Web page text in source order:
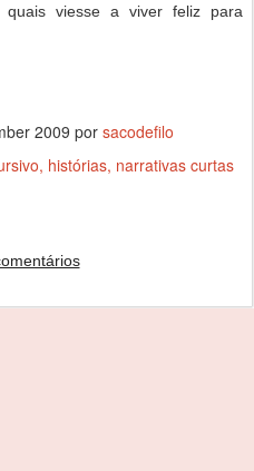
viesse a viver feliz para
2009 por sacodefilo
histórias narrativas curtas